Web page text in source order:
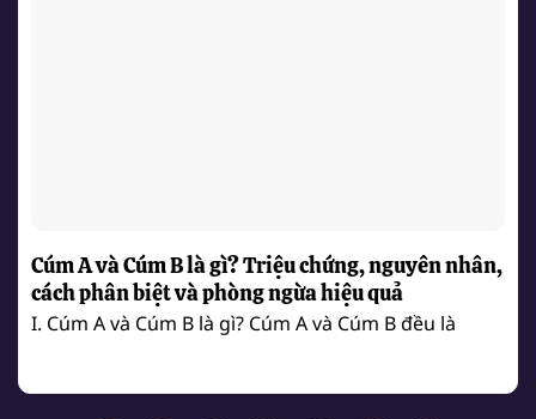
Cúm A và Cúm B là gì? Triệu chứng, nguyên nhân,
cách phân biệt và phòng ngừa hiệu quả
I. Cúm A và Cúm B là gì? Cúm A và Cúm B đều là